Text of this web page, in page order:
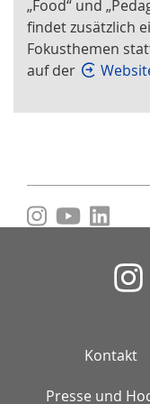
„Food“ und
findet zusätzlich
Fokusthemen
auf der
Kontakt
Presse und